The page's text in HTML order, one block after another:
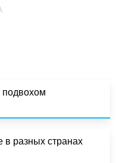
подвохом
в разных странах